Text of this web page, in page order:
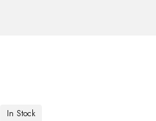
In Stock